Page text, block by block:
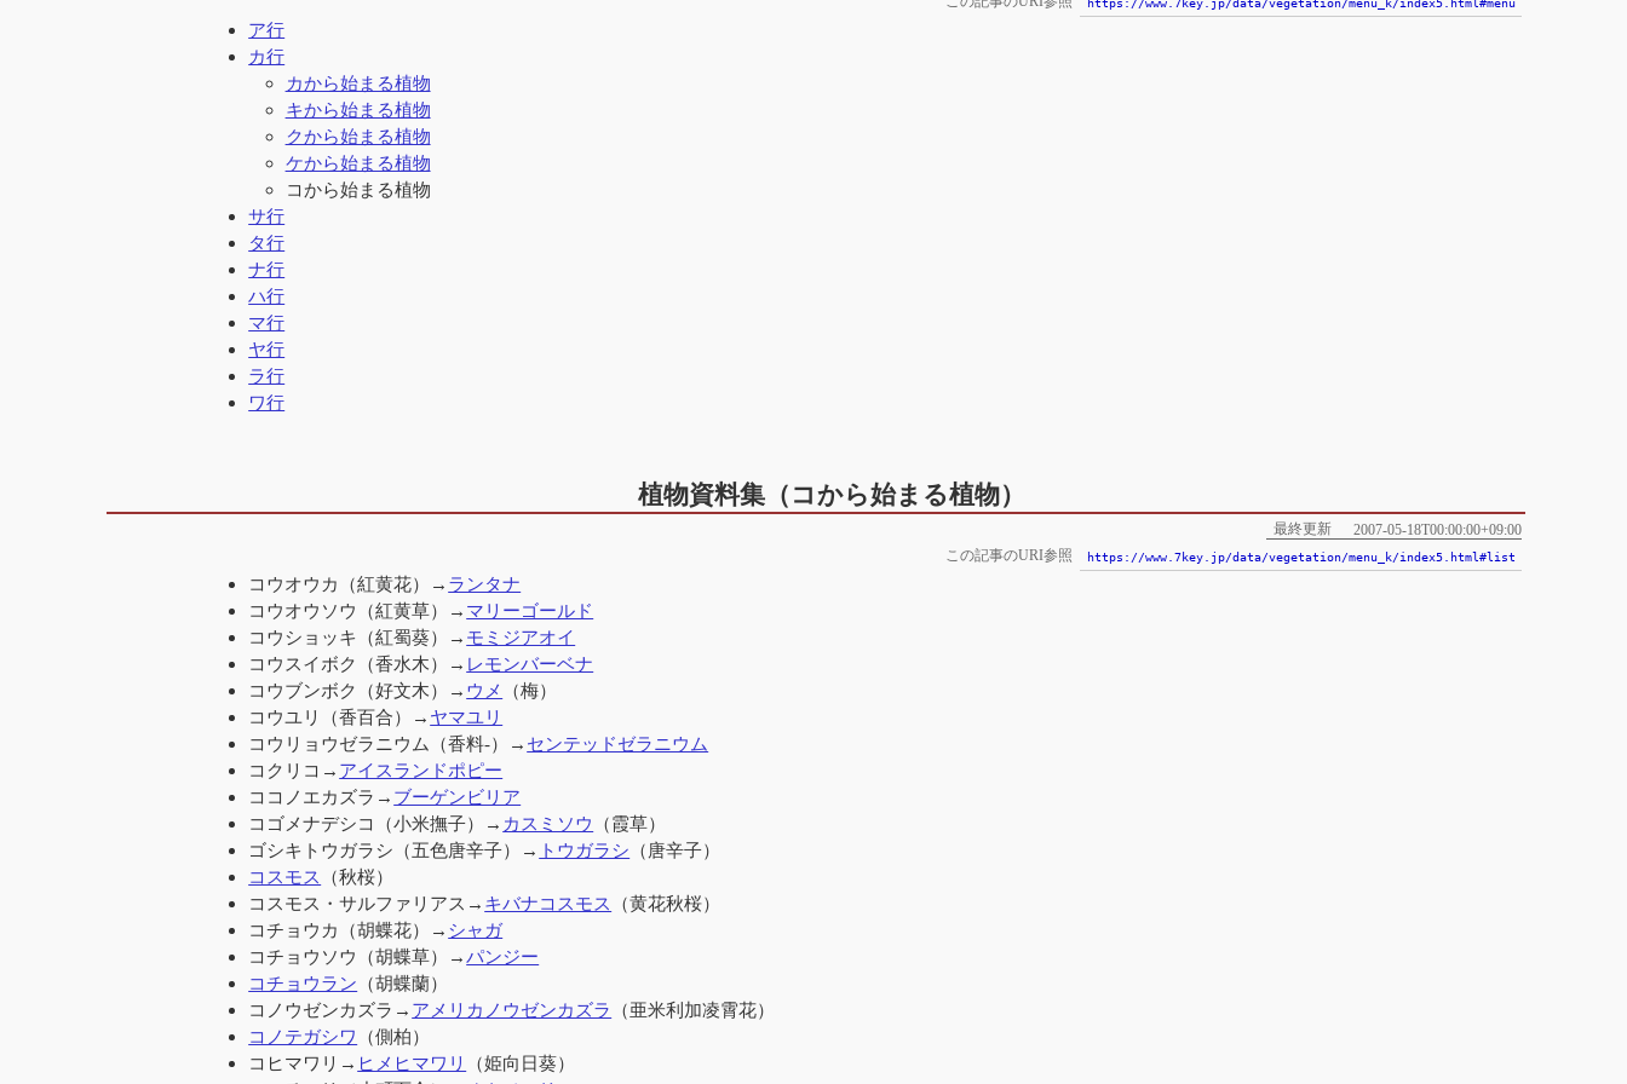
ア行
カ行
カから始まる植物
キから始まる植物
クから始まる植物
ケから始まる植物
コから始まる植物
サ行
タ行
ナ行
ハ行
マ行
ヤ行
ラ行
ワ行
植物資料集（コから始まる植物）
最終更新
2007-05-18T00:00:00+09:00
この記事のURI参照
https://www.7key.jp/data/vegetation/menu_k/index5.html#list
コウオウカ（紅黄花）→ ランタナ
コウオウソウ（紅黄草）→ マリーゴールド
コウショッキ（紅蜀葵）→ モミジアオイ
コウスイボク（香水木）→ レモンバーベナ
コウブンボク（好文木）→ ウメ
（梅）
コウユリ（香百合）→ ヤマユリ
コウリョウゼラニウム（香料-）→ センテッドゼラニウム
コクリコ→ アイスランドポピー
ココノエカズラ→ ブーゲンビリア
コゴメナデシコ（小米撫子）→ カスミソウ
（霞草）
ゴシキトウガラシ（五色唐辛子）→ トウガラシ （唐辛子）
コスモス
（秋桜）
コスモス・サルファリアス→ キバナコスモス
（黄花秋桜）
コチョウカ（胡蝶花）→ シャガ
コチョウソウ（胡蝶草）→パンジー
コチョウラン （胡蝶蘭）
コノウゼンカズラ→ アメリカノウゼンカズラ
（亜米利加凌霄花）
コノテガシワ
（側柏）
コヒマワリ→ ヒメヒマワリ
（姫向日葵）